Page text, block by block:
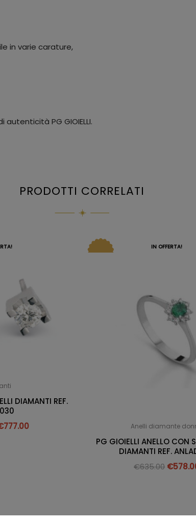
in varie carature,
PG GIOIELLI.
PRODOTTI CORRELATI
DIAMANTI REF.
777.00
IN OFFERTA!
Anelli diamante
PG GIOIELLI ANELLO CON
DIAMANTI REF.
€635.00 €